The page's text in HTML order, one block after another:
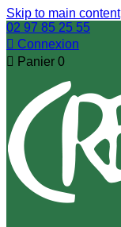
Skip to main content
02 97 85 25 55
 Connexion
 Panier 0